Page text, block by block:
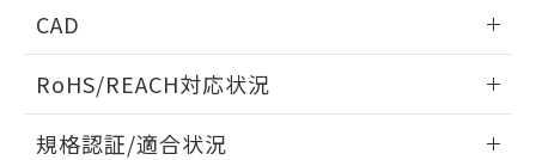
CAD
ドすることができます。
RoHS/REACH対応状況
規格認証/適合状況